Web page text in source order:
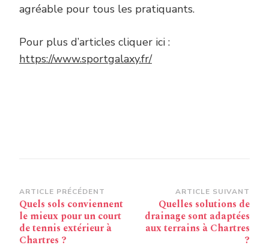
agréable pour tous les pratiquants.
Pour plus d’articles cliquer ici :
https://www.sportgalaxy.fr/
Navigation
d’article
ARTICLE PRÉCÉDENT
Quels sols conviennent
le mieux pour un court
de tennis extérieur à
Chartres ?
ARTICLE SUIVANT
Quelles solutions de
drainage sont adaptées
aux terrains à Chartres
?